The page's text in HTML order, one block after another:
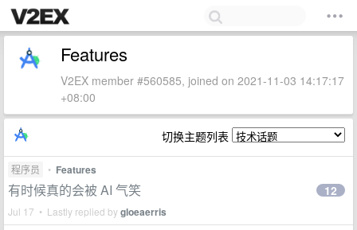
Features
V2EX member #560585, joined on 2021-11-03 14:17:17
+08:00
切换主题列表
程序员 • Features
有时候真的会被 AI 气笑
Jul 17 • Lastly replied bygloeaerris
12